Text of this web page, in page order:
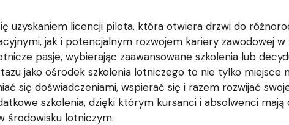
uzyskaniem licencji pilota, która otwiera drzwi do
jak i potencjalnym rozwojem kariery zawodowej w
pasje, wybierając zaawansowane szkolenia lub
jako ośrodek szkolenia lotniczego to nie tylko miejsce
się doświadczeniami, wspierać się i razem rozwijać
szkolenia, dzięki którym kursanci i absolwenci mają
środowisku lotniczym.